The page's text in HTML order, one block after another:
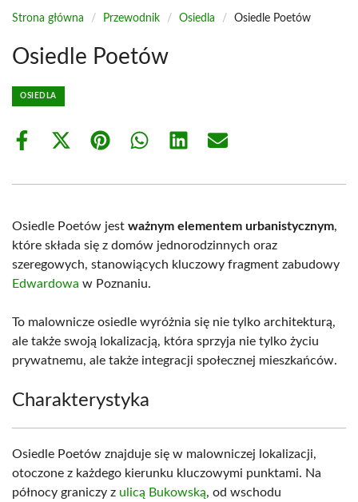
Strona główna / Przewodnik / Osiedla / Osiedle Poetów
Osiedle Poetów
OSIEDLA
Share
Share
(Twitter)
Share Share Share Share
Osiedle Poetów jest ważnym elementem urbanistycznym,
które składa się z domów jednorodzinnych oraz
szeregowych, stanowiących kluczowy fragment zabudowy
Edwardowa w Poznaniu.
To malownicze osiedle wyróżnia się nie tylko architekturą,
ale także swoją lokalizacją, która sprzyja nie tylko życiu
prywatnemu, ale także integracji społecznej mieszkańców.
Charakterystyka
Osiedle Poetów znajduje się w malowniczej lokalizacji,
otoczone z każdego kierunku kluczowymi punktami. Na
północy graniczy z ulicą Bukowską, od wschodu